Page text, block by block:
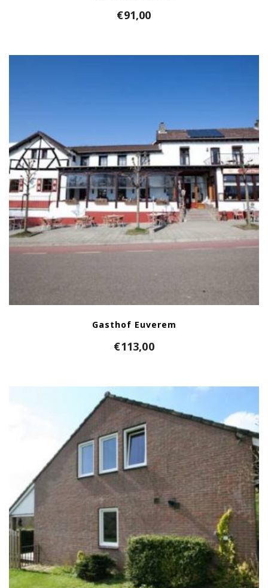
€91,00
Gasthof Euverem
€113,00